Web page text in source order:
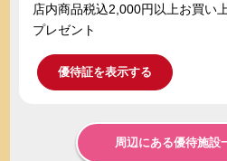
店内商品税込2,000円以上お買い
プレゼント
優待証を表示する
周辺にある優待施設